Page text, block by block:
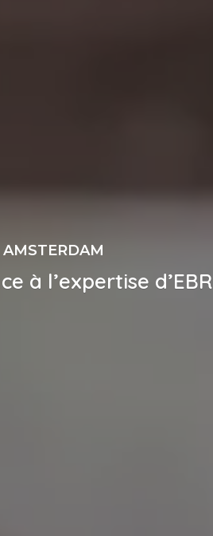
à l’expertise d’EBR